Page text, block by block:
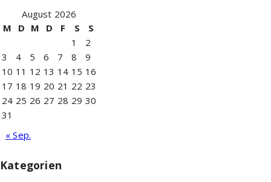
August 2026
M
D M D F S
S
1
2
3
4 5 6 7 8
9
10 11 12 13 14 15 16
17 18 19 20 21 22 23
24 25 26 27 28 29 30
31
« Sep.
Kategorien